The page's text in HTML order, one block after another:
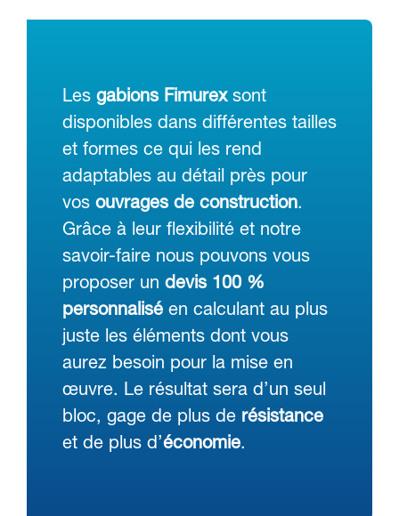
Les gabions Fimurexsont
disponibles dans différentes tailles
et formes ce qui les rend
adaptables au détail près pour
vos ouvrages de construction.
Grâce à leur flexibilité et notre
savoir-faire nous pouvons vous
proposer un devis 100 %
personnalisé en calculant au plus
juste les éléments dont vous
aurez besoin pour la mise en
œuvre. Le résultat sera d’un seul
bloc, gage de plus de résistance
et de plus d’économie.